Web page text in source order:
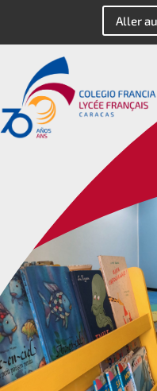
Aller